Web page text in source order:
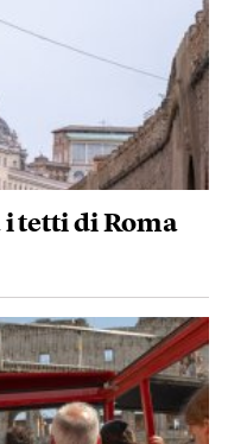
tetti di Roma